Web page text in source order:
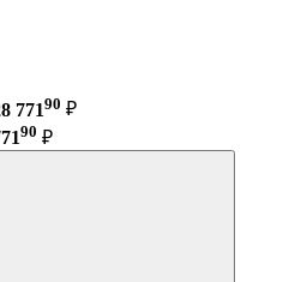
77190 ₽
90 ₽